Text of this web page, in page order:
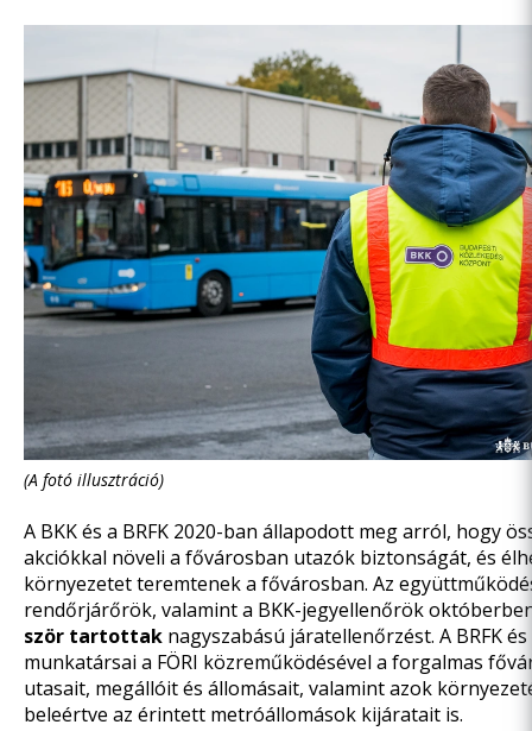
(A fotó illusztráció)
A BKK és a BRFK 2020-ban állapodott meg arról, hogy
akciókkal növeli a fővárosban utazók biztonságát, és
környezetet teremtenek a fővárosban. Az
rendőrjárőrök, valamint a BKK-jegyellenőrök
ször tartottak nagyszabású járatellenőrzést. A BRFK és
munkatársai a FÖRI közreműködésével a forgalmas
utasait, megállóit és állomásait, valamint azok
beleértve az érintett metróállomások kijáratait is.